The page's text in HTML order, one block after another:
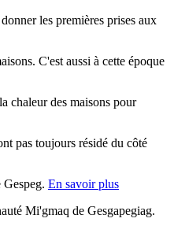
les premières prises aux
C'est aussi à cette époque
chaleur des maisons pour
pas toujours résidé du côté
En savoir plus
Mi'gmaq de Gesgapegiag.